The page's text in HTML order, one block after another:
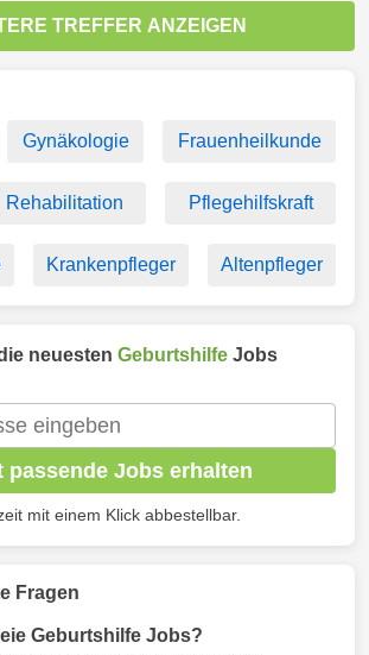
TREFFER ANZEIGEN
Gynäkologie Frauenheilkunde
Rehabilitation Pflegehilfskraft
Krankenpfleger Altenpfleger
neuesten Geburtshilfe Jobs
passende Jobs erhalten
mit einem Klick abbestellbar.
Fragen
Geburtshilfe Jobs?